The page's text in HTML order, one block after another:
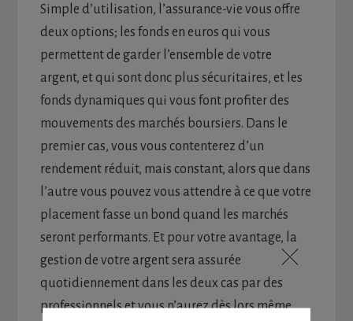
Simple d’utilisation, l’assurance-vie vous offre
deux options; les fonds en euros qui vous
permettent de garder l’ensemble de votre
argent, et qui sont donc plus sécuritaires, et les
fonds dynamiques qui vous font profiter des
mouvements des marchés boursiers. Dans le
premier cas, vous vous contenterez d’un
rendement réduit, mais constant, alors que dans
l’autre vous pouvez vous attendre à ce que votre
placement fasse un bond quand les marchés
seront performants. Et pour votre avantage, la
gestion de votre argent sera assurée
quotidiennement dans les deux cas par des
professionnels et vous n’aurez dès lors même